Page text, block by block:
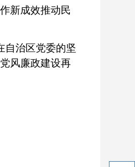
新成效推动民
自治区党委的坚
风廉政建设再